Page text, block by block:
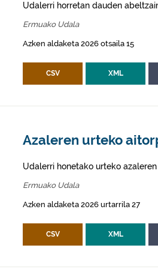
Udalerri horretan dauden
Ermuako Udala
Azken aldaketa 2026 otsaila 15
CSV XML
Azaleren urteko
Udalerri honetako urteko
Ermuako Udala
Azken aldaketa 2026 urtarrila 27
CSV XML